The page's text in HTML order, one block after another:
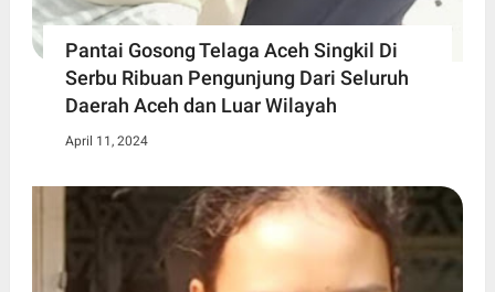
Pantai Gosong Telaga Aceh Singkil Di
Serbu Ribuan Pengunjung Dari Seluruh
Daerah Aceh dan Luar Wilayah
April 11, 2024